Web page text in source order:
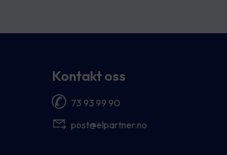
Kontakt oss
73 93 99 90
post@elpartner.no